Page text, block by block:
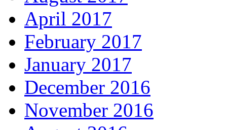
April 2017
February 2017
January 2017
December 2016
November 2016